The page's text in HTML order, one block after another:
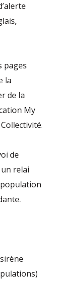
pages
la
de la
My
de
relai